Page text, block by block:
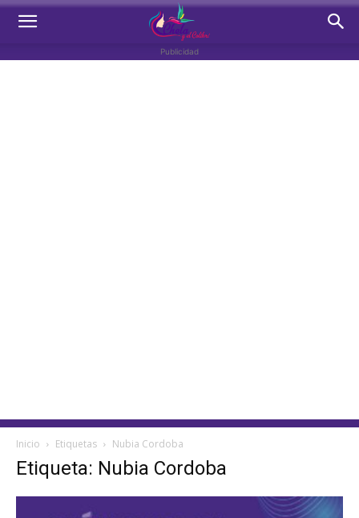
Publicidad
Inicio Etiquetas Nubia Cordoba
Etiqueta: Nubia Cordoba